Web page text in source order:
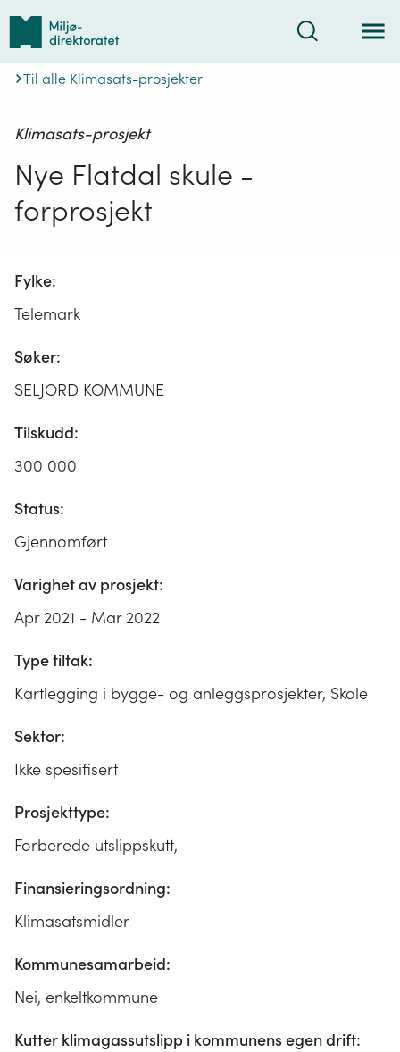
Tilbake
forsiden
Søk
Til alle Klimasats-prosjekter
Klimasats-prosjekt
Nye Flatdal skule -
forprosjekt
Fylke:
Telemark
Søker:
SELJORD KOMMUNE
Tilskudd:
300 000
Status:
Gjennomført
Varighet av prosjekt:
Apr 2021 - Mar 2022
Type tiltak:
Kartlegging i bygge- og anleggsprosjekter, Skole
Sektor:
Ikke spesifisert
Prosjekttype:
Forberede utslippskutt,
Finansieringsordning:
Klimasatsmidler
Kommunesamarbeid:
Nei, enkeltkommune
Kutter klimagassutslipp i kommunens egen drift: